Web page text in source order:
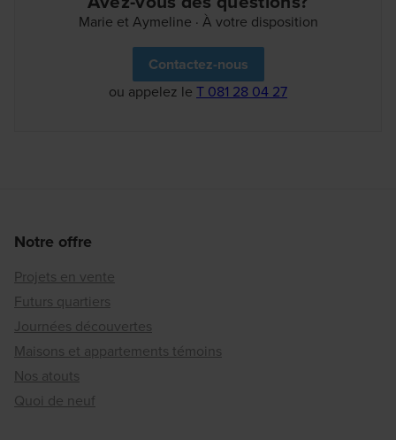
Marie et Aymeline · À votre disposition
Contactez-nous
ou appelez le T 081 28 04 27
Notre offre
Projets en vente
Futurs quartiers
Journées découvertes
Maisons et appartements témoins
Nos atouts
Quoi de neuf